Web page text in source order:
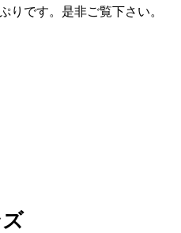
りです。是非ご覧下さい。